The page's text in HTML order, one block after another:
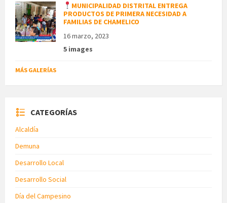
MUNICIPALIDAD DISTRITAL ENTREGA
PRODUCTOS DE PRIMERA NECESIDAD A
FAMILIAS DE CHAMELICO
16 marzo, 2023
5 images
MÁS GALERÍAS
CATEGORÍAS
Alcaldía
Demuna
Desarrollo Local
Desarrollo Social
Día del Campesino